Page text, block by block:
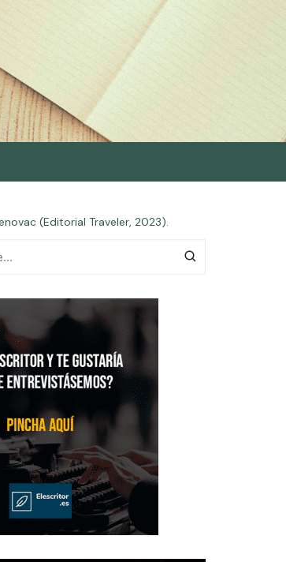
(Editorial Traveler, 2023).